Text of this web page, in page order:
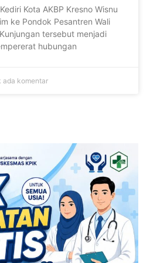
Kota AKBP Kresno Wisnu
ke Pondok Pesantren Wali
tersebut menjadi
hubungan
ada komentar